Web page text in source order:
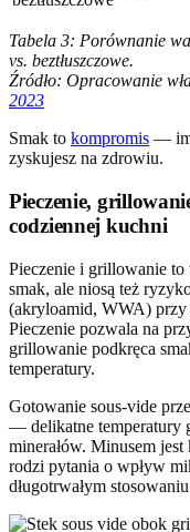
Tabela 3: Porównanie
vs. beztłuszczowe.
Źródło: Opracowanie
2023
Smak to kompromis — im
zyskujesz na zdrowiu.
Pieczenie,
codziennej kuchni
Pieczenie i grillowanie
smak, ale niosą też
(akryloamid, WWA) przy
Pieczenie pozwala na
grillowanie podkręca
temperatury.
Gotowanie sous-vide
— delikatne temperatury
minerałów. Minusem
rodzi pytania o wpływ
długotrwałym